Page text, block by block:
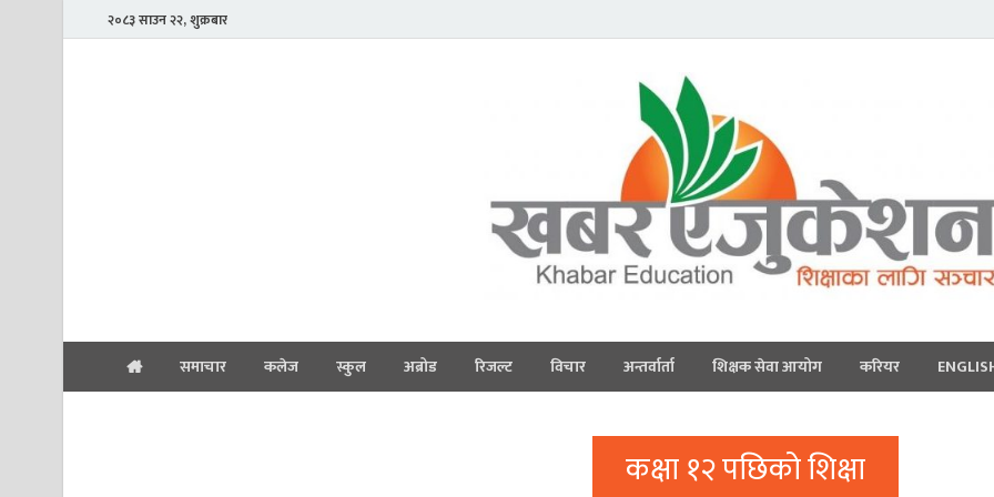
२०८३ साउन २२, शुक्रबार
समाचार कलेज स्कुल अब्रोड रिजल्ट विचार अन्तर्वार्ता शिक्षक सेवा आयोग करियर
कक्षा १२ पछिको शिक्षा